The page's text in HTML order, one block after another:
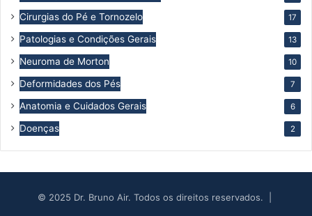
Cirurgias do Pé e Tornozelo 17
Patologias e Condições Gerais 13
Neuroma de Morton 10
Deformidades dos Pés 7
Anatomia e Cuidados Gerais 6
Doenças 2
© 2025 Dr. Bruno Air. Todos os direitos reservados. |